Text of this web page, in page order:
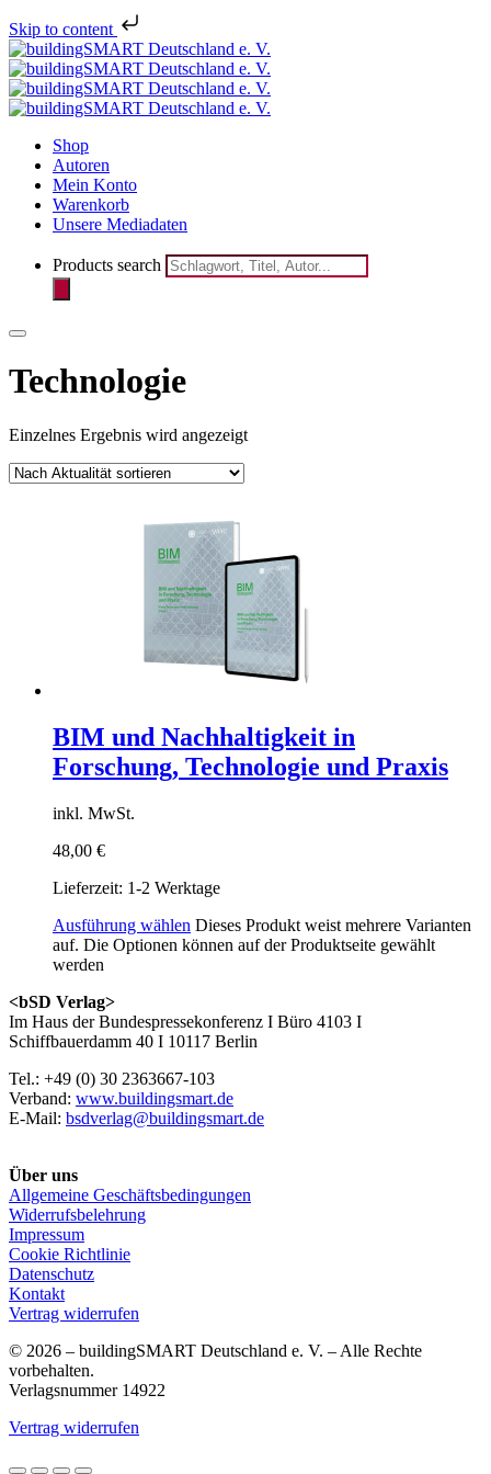
Skip to content
Shop
Autoren
Mein Konto
Warenkorb
Unsere Mediadaten
Products search
Technologie
Einzelnes Ergebnis wird angezeigt
BIM und Nachhaltigkeit in
Forschung, Technologie und Praxis
inkl. MwSt.
48,00 €
Lieferzeit: 1-2 Werktage
Ausführung wählen Dieses Produkt weist mehrere Varianten
auf. Die Optionen können auf der Produktseite gewählt
werden
<bSD Verlag>
Im Haus der Bundespressekonferenz I Büro 4103 I
Schiffbauerdamm 40 I 10117 Berlin
Tel.: +49 (0) 30 2363667-103
Verband: www.buildingsmart.de
E-Mail: bsdverlag@buildingsmart.de
Über uns
Allgemeine Geschäftsbedingungen
Widerrufsbelehrung
Impressum
Cookie Richtlinie
Datenschutz
Kontakt
Vertrag widerrufen
© 2026 – buildingSMART Deutschland e. V. – Alle Rechte
vorbehalten.
Verlagsnummer 14922
Vertrag widerrufen
Melden Sie sich jetzt für den
Newsletter des bSD Verlags
an!